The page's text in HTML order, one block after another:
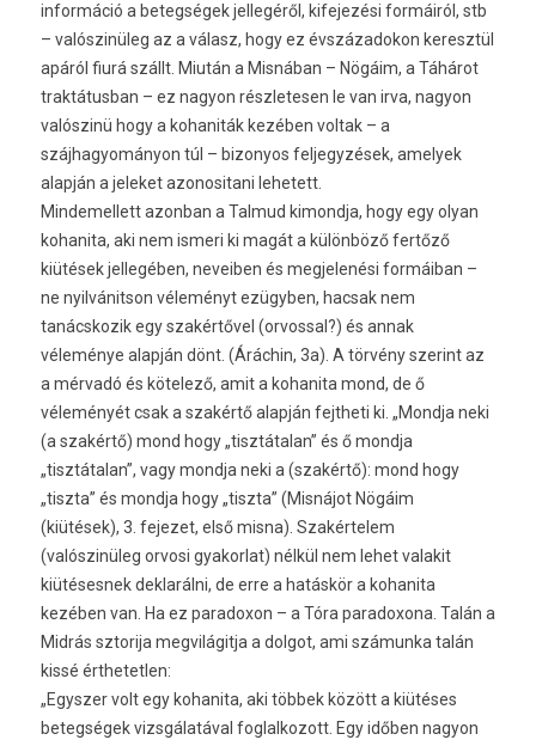
információ a betegségek jellegéről, kifejezési formáiról, stb
– valószinüleg az a válasz, hogy ez évszázadokon keresztül
apáról fiurá szállt. Miután a Misnában – Nögáim, a Táhárot
traktátusban – ez nagyon részletesen le van irva, nagyon
valószinü hogy a kohaniták kezében voltak – a
szájhagyományon túl – bizonyos feljegyzések, amelyek
alapján a jeleket azonositani lehetett.
Mindemellett azonban a Talmud kimondja, hogy egy olyan
kohanita, aki nem ismeri ki magát a különböző fertőző
kiütések jellegében, neveiben és megjelenési formáiban –
ne nyilvánitson véleményt ezügyben, hacsak nem
tanácskozik egy szakértővel (orvossal?) és annak
véleménye alapján dönt. (Áráchin, 3a). A törvény szerint az
a mérvadó és kötelező, amit a kohanita mond, de ő
véleményét csak a szakértő alapján fejtheti ki. „Mondja neki
(a szakértő) mond hogy „tisztátalan” és ő mondja
„tisztátalan”, vagy mondja neki a (szakértő): mond hogy
„tiszta” és mondja hogy „tiszta” (Misnájot Nögáim
(kiütések), 3. fejezet, első misna). Szakértelem
(valószinüleg orvosi gyakorlat) nélkül nem lehet valakit
kiütésesnek deklarálni, de erre a hatáskör a kohanita
kezében van. Ha ez paradoxon – a Tóra paradoxona. Talán a
Midrás sztorija megvilágitja a dolgot, ami számunka talán
kissé érthetetlen:
„Egyszer volt egy kohanita, aki többek között a kiütéses
betegségek vizsgálatával foglalkozott. Egy időben nagyon